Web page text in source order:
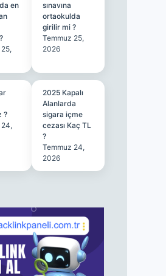
en
sınavına
ortaokulda
girilir mi ?
Temmuz 25,
2026
?
24,
2025 Kapalı
Alanlarda
sigara içme
cezası Kaç TL
?
Temmuz 24,
2026